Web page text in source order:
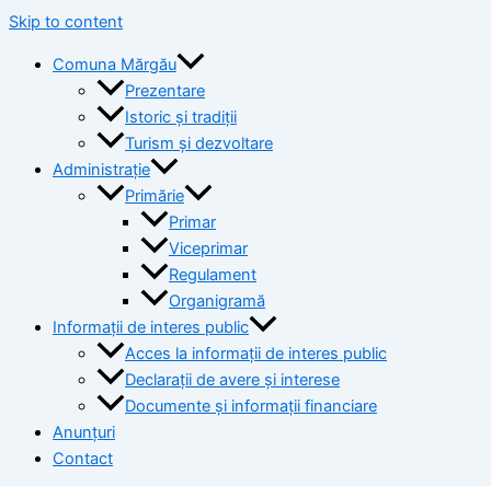
Skip to content
Comuna Mărgău
Prezentare
Istoric și tradiții
Turism și dezvoltare
Administrație
Primărie
Primar
Viceprimar
Regulament
Organigramă
Informații de interes public
Acces la informații de interes public
Declarații de avere și interese
Documente și informații financiare
Anunțuri
Contact